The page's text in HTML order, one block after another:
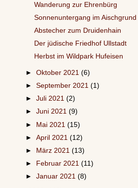
Wanderung zur Ehrenbürg
Sonnenuntergang im Aischgrund
Abstecher zum Druidenhain
Der jüdische Friedhof Ullstadt
Herbst im Wildpark Hufeisen
►Oktober 2021(6)
►September 2021(1)
►Juli 2021(2)
►Juni 2021(9)
► Mai 2021(15)
►April 2021(12)
►
März 2021(13)
►
Februar 2021(11)
►Januar 2021(8)